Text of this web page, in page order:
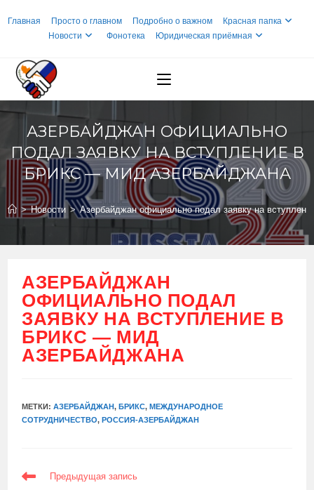
Главная Просто о главном Подробно о важном
Красная папка
Новости
Фонотека Юридическая приёмная
АЗЕРБАЙДЖАН ОФИЦИАЛЬНО
ПОДАЛ ЗАЯВКУ НА ВСТУПЛЕНИЕ В
БРИКС — МИД АЗЕРБАЙДЖАНА
> Новости > Азербайджан официально подал заявку на
АЗЕРБАЙДЖАН
ОФИЦИАЛЬНО ПОДАЛ
ЗАЯВКУ НА ВСТУПЛЕНИЕ В
БРИКС — МИД
АЗЕРБАЙДЖАНА
МЕТКИ:АЗЕРБАЙДЖАН, БРИКС, МЕЖДУНАРОДНОЕ
СОТРУДНИЧЕСТВО, РОССИЯ-АЗЕРБАЙДЖАН
ЕЩЕ
СТАТЬИ
Предыдущая запись